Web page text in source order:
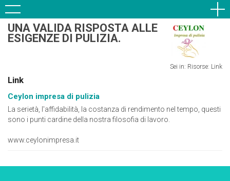
UNA VALIDA RISPOSTA ALLE
ESIGENZE DI PULIZIA.
Sei in: Risorse: Link
Link
Ceylon impresa di pulizia
La serietà, l'affidabilità, la costanza di rendimento nel tempo, questi
sono i punti cardine della nostra filosofia di lavoro.
www.ceylonimpresa.it